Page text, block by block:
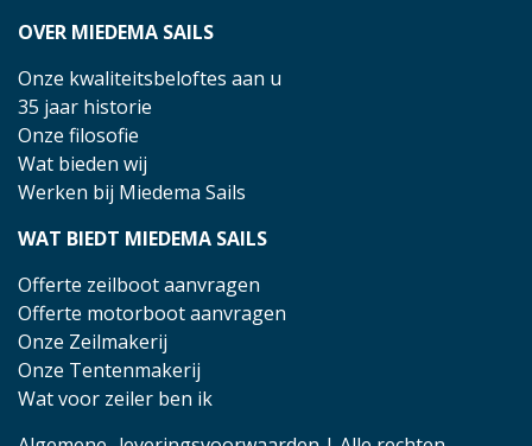
OVER MIEDEMA SAILS
Onze kwaliteitsbeloftes aan u
35 jaar historie
Onze filosofie
Wat bieden wij
Werken bij Miedema Sails
WAT BIEDT MIEDEMA SAILS
Offerte zeilboot aanvragen
Offerte motorboot aanvragen
Onze Zeilmakerij
Onze Tentenmakerij
Wat voor zeiler ben ik